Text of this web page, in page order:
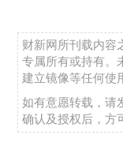
财新网所刊载内容
专属所有或持有。
建立镜像等任何使
如有意愿转载，请
确认及授权后，方